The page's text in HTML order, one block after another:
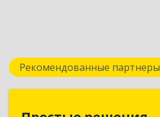
Рекомендованные партнеры